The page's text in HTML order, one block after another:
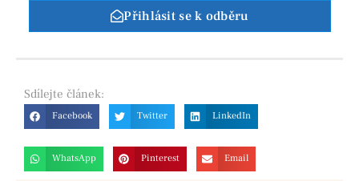
Přihlásit se k odběru
Sdílejte článek:
Facebook Twitter LinkedIn
WhatsApp Pinterest Email